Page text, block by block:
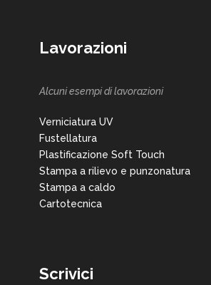
Lavorazioni
Alcuni esempi di lavorazioni
Verniciatura UV
Fustellatura
Plastificazione Soft Touch
Stampa a rilievo e punzonatura
Stampa a caldo
Cartotecnica
Scrivici